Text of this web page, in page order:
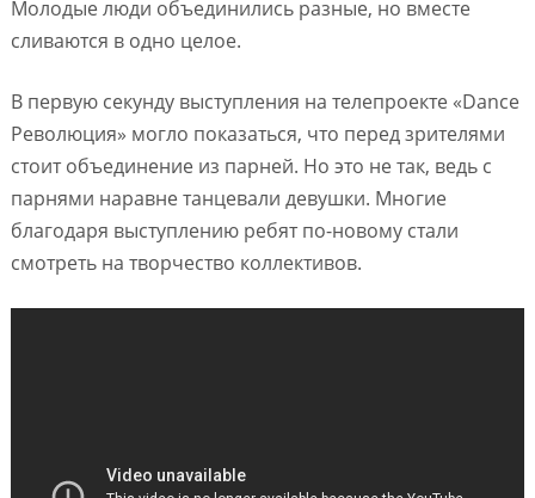
Молодые люди объединились разные, но вместе
сливаются в одно целое.
В первую секунду выступления на телепроекте «Dance
Революция» могло показаться, что перед зрителями
стоит объединение из парней. Но это не так, ведь с
парнями наравне танцевали девушки. Многие
благодаря выступлению ребят по-новому стали
смотреть на творчество коллективов.